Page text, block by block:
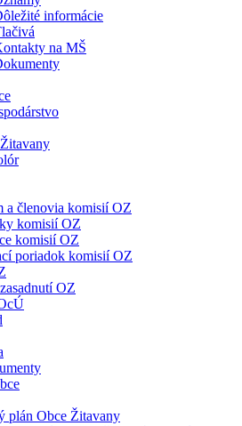
informácie
na MŠ
a členovia komisií OZ
komisií OZ
komisií OZ
poriadok komisií OZ
OZ
plán Obce Žitavany